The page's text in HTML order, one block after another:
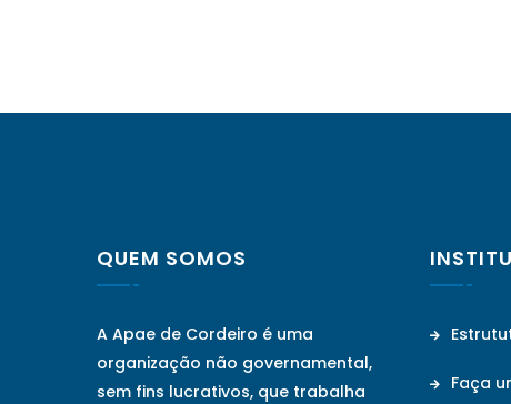
QUEM SOMOS
A Apae de Cordeiro é uma
organização não governamental,
sem fins lucrativos, que trabalha
Faça